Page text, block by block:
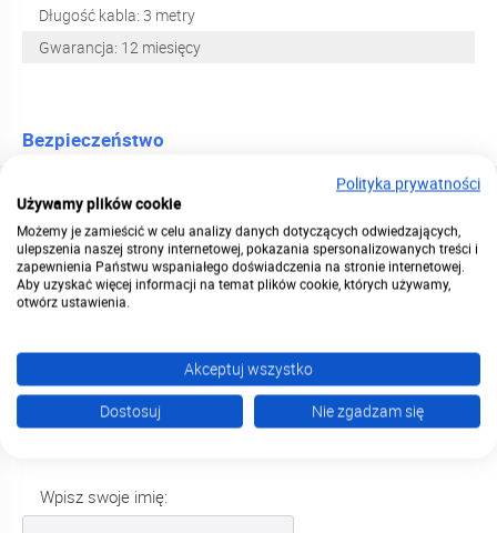
Długość kabla: 3 metry
Gwarancja: 12 miesięcy
Bezpieczeństwo
Dane producenta
MOZOS SP. Z O.O., Sokratesa
13/37, 01-909 Warszawa,
sklep@mozos.pl
Wpisz swoje imię:
Polityka prywatności
Używamy plików cookie
Możemy je zamieścić w celu analizy danych dotyczących odwiedzających,
ulepszenia naszej strony internetowej, pokazania spersonalizowanych treści i
zapewnienia Państwu wspaniałego doświadczenia na stronie internetowej.
Aby uzyskać więcej informacji na temat plików cookie, których używamy,
otwórz ustawienia.
Akceptuj wszystko
Dostosuj
Nie zgadzam się